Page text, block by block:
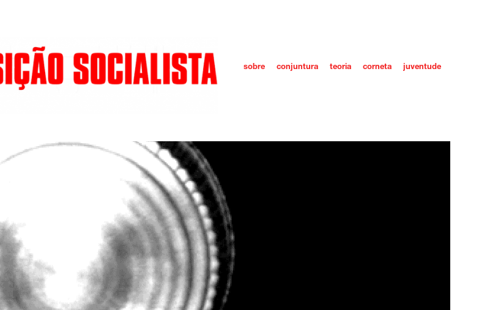
sobre conjuntura teoria corneta juventude